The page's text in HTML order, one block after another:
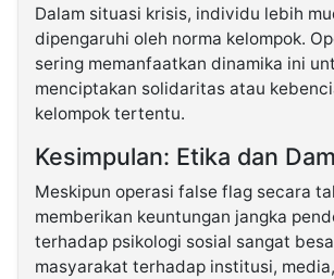
Dalam situasi krisis, individu lebih
dipengaruhi oleh norma kelompok.
sering memanfaatkan dinamika ini
menciptakan solidaritas atau
kelompok tertentu.
Kesimpulan: Etika dan
Meskipun operasi false flag secara
memberikan keuntungan jangka
terhadap psikologi sosial sangat
masyarakat terhadap institusi,